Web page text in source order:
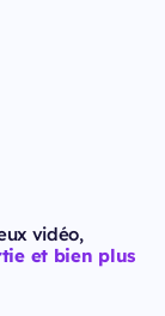
vidéo,
et bien plus